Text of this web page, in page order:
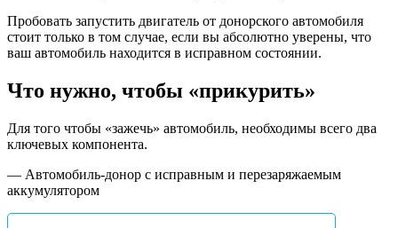
Пробовать запустить двигатель от донорского автомобиля
стоит только в том случае, если вы абсолютно уверены, что
ваш автомобиль находится в исправном состоянии.
Что нужно, чтобы «прикурить»
Для того чтобы «зажечь» автомобиль, необходимы всего два
ключевых компонента.
— Автомобиль-донор с исправным и перезаряжаемым
аккумулятором